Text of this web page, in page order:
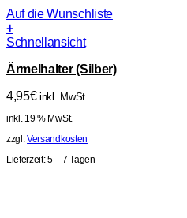
Auf die Wunschliste
+
Schnellansicht
Ärmelhalter (Silber)
4,95€ inkl. MwSt.
inkl. 19 % MwSt.
zzgl.Versandkosten
Lieferzeit:5 – 7 Tagen